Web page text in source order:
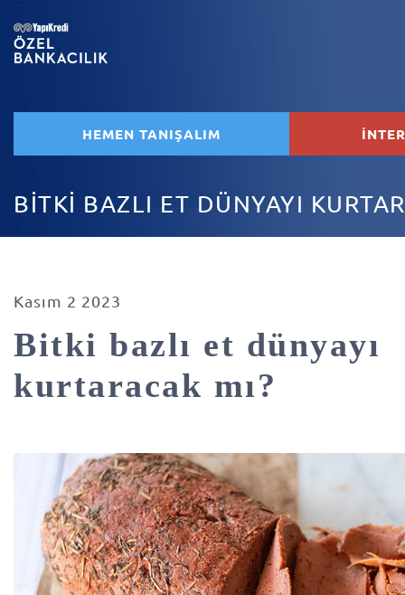
HEMEN TANIŞALIM
BİTKİ BAZLI ET DÜNYAYI
Kasım 2 2023
Bitki bazlı et dünyayı
kurtaracak mı?